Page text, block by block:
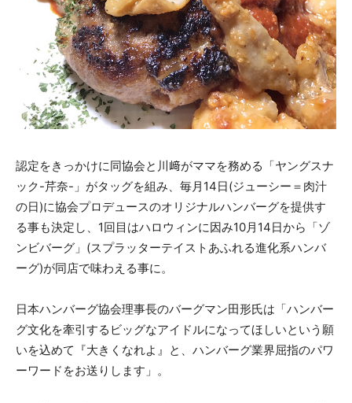
認定をきっかけに同協会と川﨑がママを務める「ヤングスナ
ック-芹奈-」がタッグを組み、毎月14日(ジューシー＝肉汁
の日)に協会プロデュースのオリジナルハンバーグを提供す
る事も決定し、1回目はハロウィンに因み10月14日から「ゾ
ンビバーグ」(スプラッターテイストあふれる進化系ハンバ
ーグ)が同店で味わえる事に。
日本ハンバーグ協会理事長のバーグマン田形氏は「ハンバー
グ文化を牽引するビッグなアイドルになってほしいという願
いを込めて『大きくなれよ』と、ハンバーグ業界屈指のパワ
ーワードをお送りします」。